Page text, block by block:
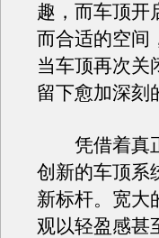
趣，而车顶开
而合适的空间
当车顶再次关
留下愈加深刻
凭借着真正
创新的车顶系
新标杆。宽大
观以轻盈感甚